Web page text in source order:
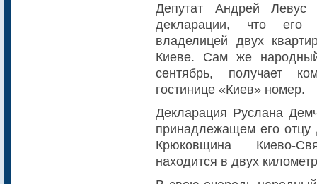
Депутат Андрей
декларации, что его
владелицей двух
Киеве. Сам же
сентябрь, получает
гостинице «Киев» номер.
Декларация Руслана
принадлежащем его
Крюковщина Киево-
находится в двух